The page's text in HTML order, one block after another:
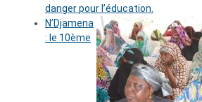
danger pour l’éducation.
N’Djamena
: le 10ème